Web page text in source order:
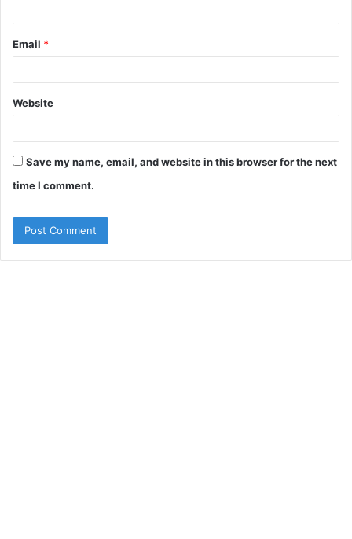
Email *
Website
Save my name, email, and website in this browser for the next
time I comment.